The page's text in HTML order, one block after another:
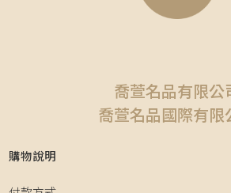
喬萱名品有限公
喬萱名品國際有限
購物說明